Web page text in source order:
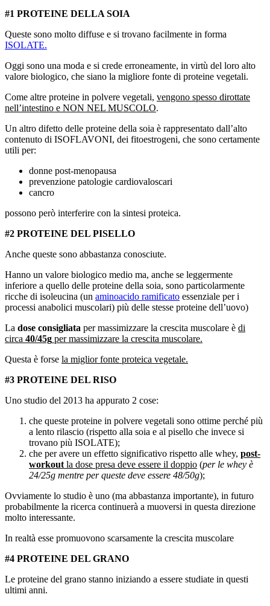
#1 PROTEINE DELLA SOIA
Queste sono molto diffuse e si trovano facilmente in forma
ISOLATE.
Oggi sono una moda e si crede erroneamente, in virtù del loro alto
valore biologico, che siano la migliore fonte di proteine vegetali.
Come altre proteine in polvere vegetali, vengono spesso dirottate
nell’intestino e NON NEL MUSCOLO.
Un altro difetto delle proteine della soia è rappresentato dall’alto
contenuto di ISOFLAVONI, dei fitoestrogeni, che sono certamente
utili per:
donne post-menopausa
prevenzione patologie cardiovaloscari
cancro
possono però interferire con la sintesi proteica.
#2 PROTEINE DEL PISELLO
Anche queste sono abbastanza conosciute.
Hanno un valore biologico medio ma, anche se leggermente
inferiore a quello delle proteine della soia, sono particolarmente
ricche di isoleucina (un aminoacido ramificato essenziale per i
processi anabolici muscolari) più delle stesse proteine dell’uovo)
La dose consigliata per massimizzare la crescita muscolare è di
circa 40/45g per massimizzare la crescita muscolare.
Questa è forse la miglior fonte proteica vegetale.
#3 PROTEINE DEL RISO
Uno studio del 2013 ha appurato 2 cose:
che queste proteine in polvere vegetali sono ottime perché più
a lento rilascio (rispetto alla soia e al pisello che invece si
trovano più ISOLATE);
che per avere un effetto significativo rispetto alle whey, post-
workout la dose presa deve essere il doppio (per le whey è
24/25g mentre per queste deve essere 48/50g);
Ovviamente lo studio è uno (ma abbastanza importante), in futuro
probabilmente la ricerca continuerà a muoversi in questa direzione
molto interessante.
In realtà esse promuovono scarsamente la crescita muscolare
#4 PROTEINE DEL GRANO
Le proteine del grano stanno iniziando a essere studiate in questi
ultimi anni.